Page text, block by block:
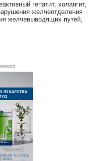
гепатит, холангит,
желчеотделения
желчевыводящих путей,
9590470